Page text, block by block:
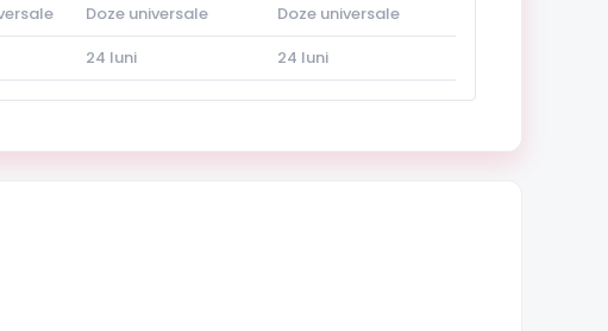
Doze universale
Doze universale
24 luni 24 luni